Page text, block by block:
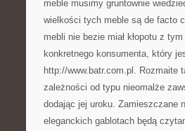
meble musimy gruntownie
wielkości tych meble są de facto
mebli nie bezie miał kłopotu z
konkretnego konsumenta, który
http://www.batr.com.pl. Rozmaite
zależności od typu nieomalże
dodając jej uroku. Zamieszczane
eleganckich gablotach będą